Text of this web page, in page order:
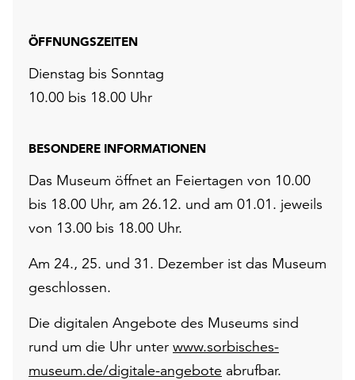
ÖFFNUNGSZEITEN
Dienstag bis Sonntag
10.00 bis 18.00 Uhr
BESONDERE INFORMATIONEN
Das Museum öffnet an Feiertagen von 10.00
bis 18.00 Uhr, am 26.12. und am 01.01. jeweils
von 13.00 bis 18.00 Uhr.
Am 24., 25. und 31. Dezember ist das Museum
geschlossen.
Die digitalen Angebote des Museums sind
rund um die Uhr unter www.sorbisches-
museum.de/digitale-angebote abrufbar.